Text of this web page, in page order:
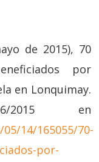
de 2015), 70
por
en Lonquimay.
2015 en
14/165055/70-
por-